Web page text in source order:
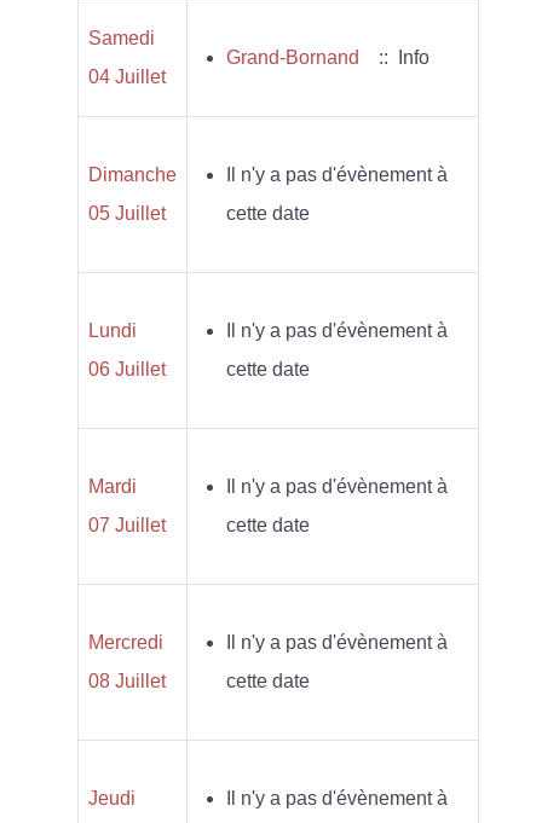
Samedi
04 Juillet
Grand-Bornand :: Info
Dimanche
05 Juillet
Il n'y a pas d'évènement à
cette date
Lundi
06 Juillet
Il n'y a pas d'évènement à
cette date
Mardi
07 Juillet
Il n'y a pas d'évènement à
cette date
Mercredi
08 Juillet
Il n'y a pas d'évènement à
cette date
Jeudi
Il n'y a pas d'évènement à